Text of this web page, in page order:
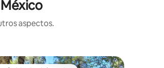
aspectos.